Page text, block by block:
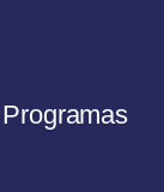
Programas